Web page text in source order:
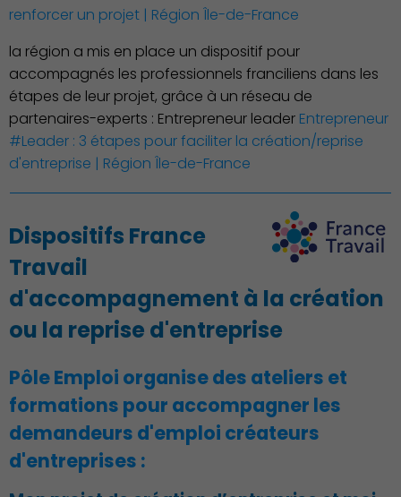
Culture
renforcer un projet | Région Île-de-France
la région a mis en place un dispositif pour
accompagnés les professionnels franciliens dans les
étapes de leur projet, grâce à un réseau de
partenaires-experts : Entrepreneur leader Entrepreneur
#Leader : 3 étapes pour faciliter la création/reprise
d'entreprise | Région Île-de-France
Dispositifs France
Travail
d'accompagnement à la création
ou la reprise d'entreprise
Pôle Emploi organise des ateliers et
formations pour accompagner les
demandeurs d'emploi créateurs
d'entreprises :